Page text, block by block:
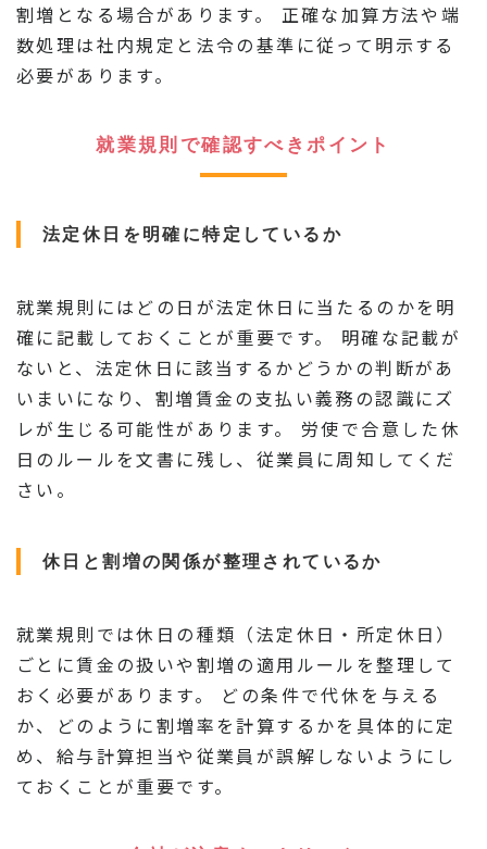
割増となる場合があります。 正確な加算方法や端
数処理は社内規定と法令の基準に従って明示する
必要があります。
就業規則で確認すべきポイント
法定休日を明確に特定しているか
就業規則にはどの日が法定休日に当たるのかを明
確に記載しておくことが重要です。 明確な記載が
ないと、法定休日に該当するかどうかの判断があ
いまいになり、割増賃金の支払い義務の認識にズ
レが生じる可能性があります。 労使で合意した休
日のルールを文書に残し、従業員に周知してくだ
さい。
休日と割増の関係が整理されているか
就業規則では休日の種類（法定休日・所定休日）
ごとに賃金の扱いや割増の適用ルールを整理して
おく必要があります。 どの条件で代休を与える
か、どのように割増率を計算するかを具体的に定
め、給与計算担当や従業員が誤解しないようにし
ておくことが重要です。